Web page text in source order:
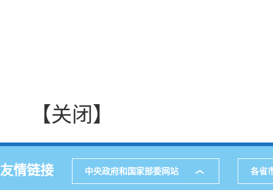
【关闭】
友情链接 中央政府和国家部委网站 各省